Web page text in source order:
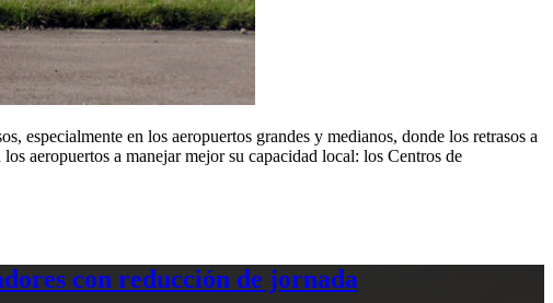
especialmente en los aeropuertos grandes y medianos, donde los retrasos a
aeropuertos a manejar mejor su capacidad local: los Centros de
con reducción de jornada